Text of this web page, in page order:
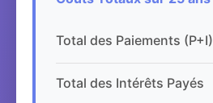
Total des Paiements (P+I)
Total des Intérêts Payés